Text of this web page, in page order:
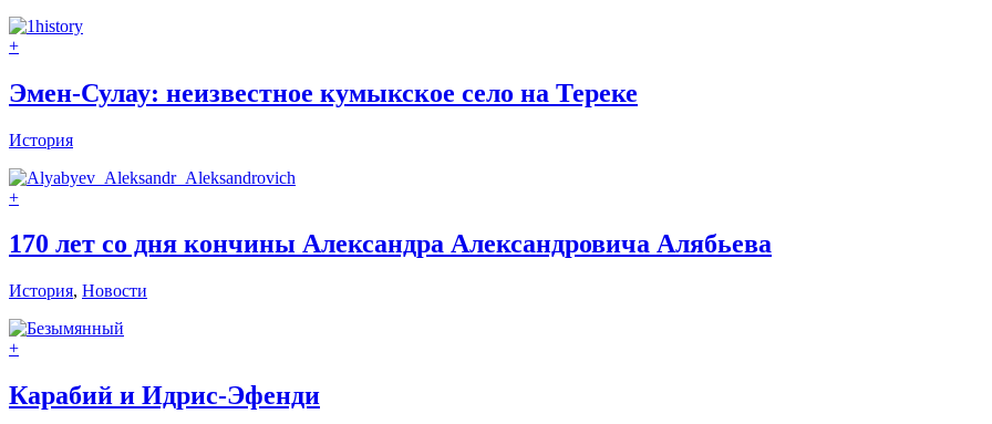
+
Эмен-Сулау: неизвестное кумыкское село на Тереке
История
+
170 лет со дня кончины Александра Александровича Алябьева
История, Новости
+
Карабий и Идрис-Эфенди